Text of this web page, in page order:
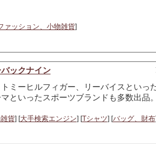
ァッション、小物雑貨]
ックナイン
ミーヒルフィガー、リーバイスとい
といったスポーツブランドも多数出品
貨] [大手検索エンジン] [Tシャツ] [バッグ、財布